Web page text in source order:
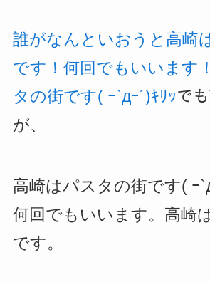
誰がなんといおうと高崎
です！何回でもいいます
タの街です( ｰ`дｰ´)ｷﾘｯで
が、
高崎はパスタの街です( ｰ
何回でもいいます。高崎
です。